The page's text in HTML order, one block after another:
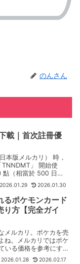
のんさん
載｜首次註冊優
本版メルカリ） 時，
TNNDMT」 開始使
點（相當於 500 日圓
入後再開始使用真的很
copyTNNDMT() {
2026.01.29 2026.01.30
るポケモンカード
り方【完全ガイ
メルカリ。ポケカを売
ね。メルカリではポケ
いる価格を参考にす
ピーし...
2026.01.28 2026.02.17